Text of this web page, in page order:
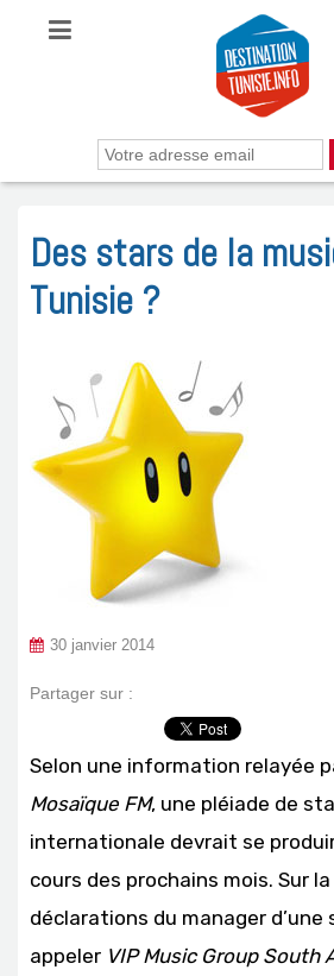
Des stars de la
Tunisie ?
30 janvier 2014
Partager sur :
Selon une information relayée
Mosaïque FM, une pléiade de
internationale devrait se
cours des prochains mois. Sur
déclarations du manager
appeler VIP Music Group South